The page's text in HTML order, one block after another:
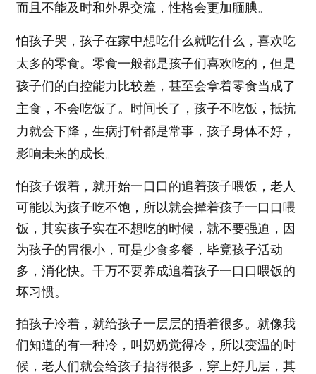
而且不能及时和外界交流，性格会更加腼腆。
怕孩子哭，孩子在家中想吃什么就吃什么，喜欢吃
太多的零食。零食一般都是孩子们喜欢吃的，但是
孩子们的自控能力比较差，甚至会拿着零食当成了
主食，不会吃饭了。时间长了，孩子不吃饭，抵抗
力就会下降，生病打针都是常事，孩子身体不好，
影响未来的成长。
怕孩子饿着，就开始一口口的追着孩子喂饭，老人
可能以为孩子吃不饱，所以就会撵着孩子一口口喂
饭，其实孩子实在不想吃的时候，就不要强迫，因
为孩子的胃很小，可是少食多餐，毕竟孩子活动
多，消化快。千万不要养成追着孩子一口口喂饭的
坏习惯。
拍孩子冷着，就给孩子一层层的捂着很多。就像我
们知道的有一种冷，叫奶奶觉得冷，所以变温的时
候，老人们就会给孩子捂得很多，穿上好几层，其